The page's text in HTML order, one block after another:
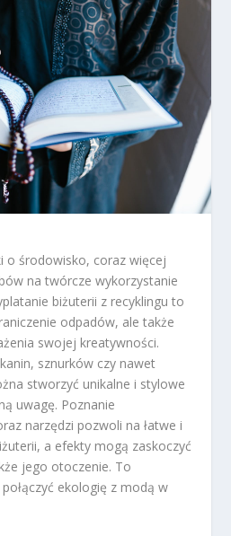
o środowisko, coraz więcej
na twórcze wykorzystanie
biżuterii z recyklingu to
odpadów, ale także
swojej kreatywności.
sznurków czy nawet
stworzyć unikalne i stylowe
uwagę. Poznanie
narzędzi pozwoli na łatwe i
a efekty mogą zaskoczyć
jego otoczenie. To
ekologię z modą w